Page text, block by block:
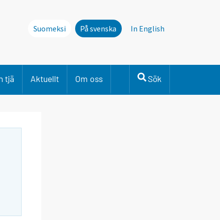
Suomeksi På svenska In English
tjä Aktuellt Om oss Sök